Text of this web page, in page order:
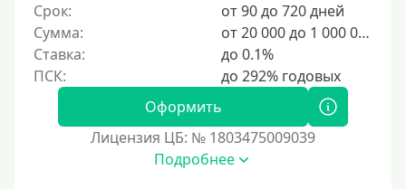
2500 руб
3000 руб
4000 руб
Срок:
от 90 до 720 дней
Сумма:
от 20 000 до 1 000 000 ₽
Ставка:
до 0.1%
Оформить
Лицензия ЦБ: № 1803475009039
Подробнее